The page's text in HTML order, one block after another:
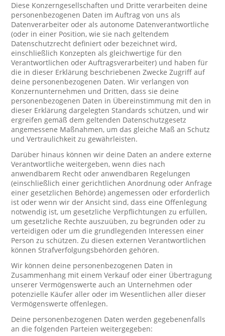
Diese Konzerngesellschaften und Dritte verarbeiten deine
personenbezogenen Daten im Auftrag von uns als
Datenverarbeiter oder als autonome Datenverantwortliche
(oder in einer Position, wie sie nach geltendem
Datenschutzrecht definiert oder bezeichnet wird,
einschließlich Konzepten als gleichwertige für den
Verantwortlichen oder Auftragsverarbeiter) und haben für
die in dieser Erklärung beschriebenen Zwecke Zugriff auf
deine personenbezogenen Daten. Wir verlangen von
Konzernunternehmen und Dritten, dass sie deine
personenbezogenen Daten in Übereinstimmung mit den in
dieser Erklärung dargelegten Standards schützen, und wir
ergreifen gemäß dem geltenden Datenschutzgesetz
angemessene Maßnahmen, um das gleiche Maß an Schutz
und Vertraulichkeit zu gewährleisten.
Darüber hinaus können wir deine Daten an andere externe
Verantwortliche weitergeben, wenn dies nach
anwendbarem Recht oder anwendbaren Regelungen
(einschließlich einer gerichtlichen Anordnung oder Anfrage
einer gesetzlichen Behörde) angemessen oder erforderlich
ist oder wenn wir der Ansicht sind, dass eine Offenlegung
notwendig ist, um gesetzliche Verpflichtungen zu erfüllen,
um gesetzliche Rechte auszuüben, zu begründen oder zu
verteidigen oder um die grundlegenden Interessen einer
Person zu schützen. Zu diesen externen Verantwortlichen
können Strafverfolgungsbehörden gehören.
Wir können deine personenbezogenen Daten in
Zusammenhang mit einem Verkauf oder einer Übertragung
unserer Vermögenswerte auch an Unternehmen oder
potenzielle Käufer aller oder im Wesentlichen aller dieser
Vermögenswerte offenlegen.
Deine personenbezogenen Daten werden gegebenenfalls
an die folgenden Parteien weitergegeben: